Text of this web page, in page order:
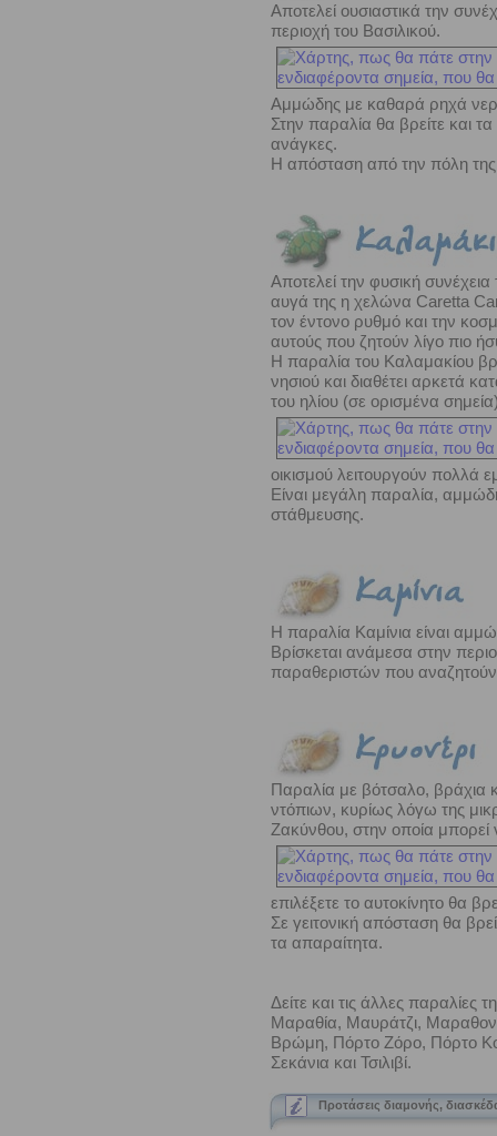
Αποτελεί ουσιαστικά την
περιοχή του Βασιλικού.
Αμμώδης με καθαρά ρηχά
Στην παραλία θα βρείτε και
ανάγκες.
Η απόσταση από την πόλη της
Αποτελεί την φυσική
αυγά της η χελώνα Caretta
τον έντονο ρυθμό και την
αυτούς που ζητούν λίγο πιο
Η παραλία του Καλαμακίου
νησιού και διαθέτει αρκετά
του ηλίου (σε ορισμένα
οικισμού λειτουργούν πολλά
Είναι μεγάλη παραλία,
στάθμευσης.
Η παραλία Καμίνια είναι
Βρίσκεται ανάμεσα στην
παραθεριστών που
Παραλία με βότσαλο, βράχια
ντόπιων, κυρίως λόγω της
Ζακύνθου, στην οποία μπορεί
επιλέξετε το αυτοκίνητο θα
Σε γειτονική απόσταση θα
τα απαραίτητα.
Δείτε και τις άλλες
Μαραθία, Μαυράτζι,
Βρώμη, Πόρτο Ζόρο, Πόρτο
Σεκάνια και Τσιλιβί.
Προτάσεις διαμονής,